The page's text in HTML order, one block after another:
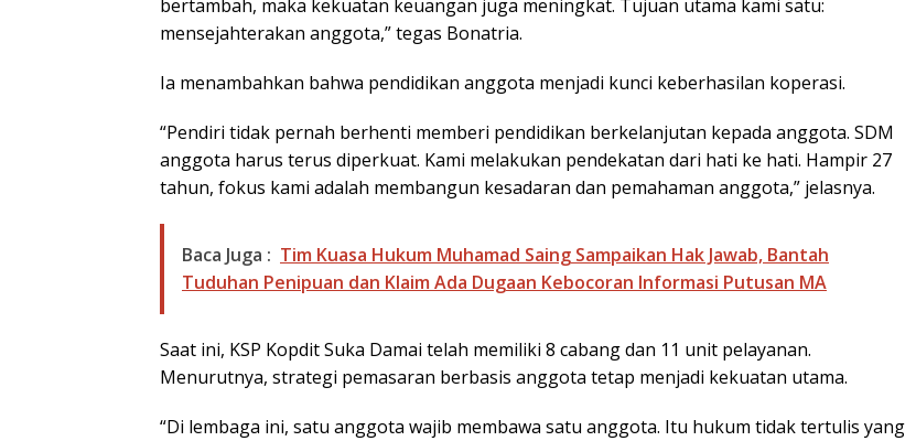
bertambah, maka kekuatan keuangan juga meningkat. Tujuan utama kami satu:
mensejahterakan anggota,” tegas Bonatria.
Ia menambahkan bahwa pendidikan anggota menjadi kunci keberhasilan koperasi.
“Pendiri tidak pernah berhenti memberi pendidikan berkelanjutan kepada anggota. SDM
anggota harus terus diperkuat. Kami melakukan pendekatan dari hati ke hati. Hampir 27
tahun, fokus kami adalah membangun kesadaran dan pemahaman anggota,” jelasnya.
Baca Juga : Tim Kuasa Hukum Muhamad Saing Sampaikan Hak Jawab, Bantah
Tuduhan Penipuan dan Klaim Ada Dugaan Kebocoran Informasi Putusan MA
Saat ini, KSP Kopdit Suka Damai telah memiliki 8 cabang dan 11 unit pelayanan.
Menurutnya, strategi pemasaran berbasis anggota tetap menjadi kekuatan utama.
“Di lembaga ini, satu anggota wajib membawa satu anggota. Itu hukum tidak tertulis yang